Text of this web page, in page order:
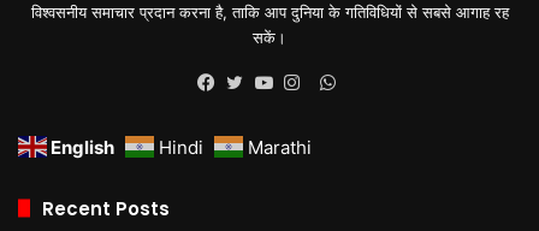
विश्वसनीय समाचार प्रदान करना है, ताकि आप दुनिया के गतिविधियों से सबसे आगाह रह
सकें।
WhatsApp
English Hindi Marathi
Recent Posts